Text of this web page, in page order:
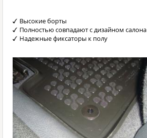
Высокие борты
Полностью совпадают с дизайном салона
Надежные фиксаторы к полу